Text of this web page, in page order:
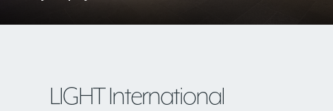
LIGHT International